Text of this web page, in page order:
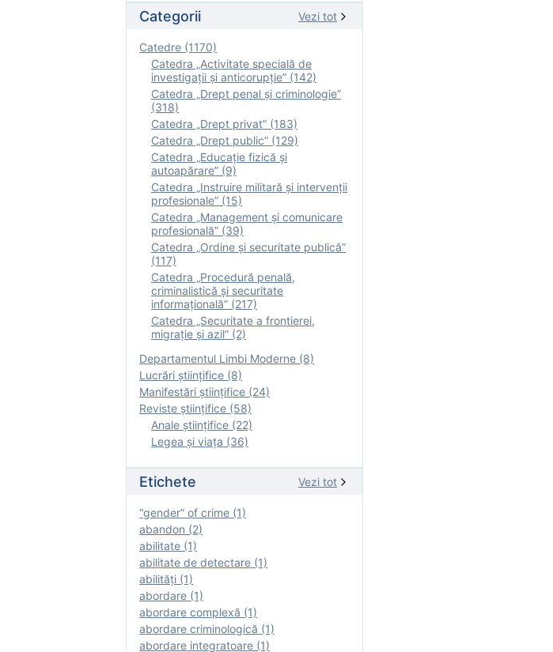
Categorii Vezi tot
Catedre (1170)
Catedra „Activitate specială de
investigaţii şi anticorupție” (142)
Catedra „Drept penal și criminologie”
(318)
Catedra „Drept privat” (183)
Catedra „Drept public” (129)
Catedra „Educație fizică şi
autoapărare” (9)
Catedra „Instruire militară şi intervenţii
profesionale” (15)
Catedra „Management și comunicare
profesională” (39)
Catedra „Ordine și securitate publică”
(117)
Catedra „Procedură penală,
criminalistică și securitate
informațională” (217)
Catedra „Securitate a frontierei,
migrație și azil” (2)
Departamentul Limbi Moderne (8)
Lucrări științifice (8)
Manifestări ştiinţifice (24)
Reviste ştiinţifice (58)
Anale ştiinţifice (22)
Legea şi viaţa (36)
Etichete Vezi tot
“gender” of crime (1)
abandon (2)
abilitate (1)
abilitate de detectare (1)
abilităţi (1)
abordare (1)
abordare complexă (1)
abordare criminologică (1)
abordare integratoare (1)